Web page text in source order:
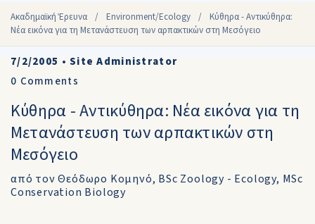
Aκαδημαϊκή Έρευνα / Environment/Ecology /
Κύθηρα - Αντικύθηρα:
Νέα εικόνα για τη Μετανάστευση των αρπακτικών στη Μεσόγειο
7/2/2005 •Site Administrator
0 Comments
Κύθηρα - Αντικύθηρα: Νέα εικόνα για τη
Μετανάστευση των αρπακτικών στη
Μεσόγειο
από τον Θεόδωρο Κομηνό, BSc Zoology - Ecology, MSc
Conservation Biology